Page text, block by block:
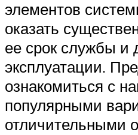
элементов
оказать
ее срок службы и
эксплуатации.
ознакомиться с
популярными
отличительными